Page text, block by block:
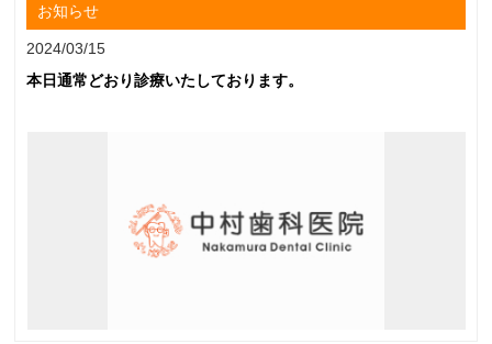
お知らせ
2024/03/15
本日通常どおり診療いたしております。